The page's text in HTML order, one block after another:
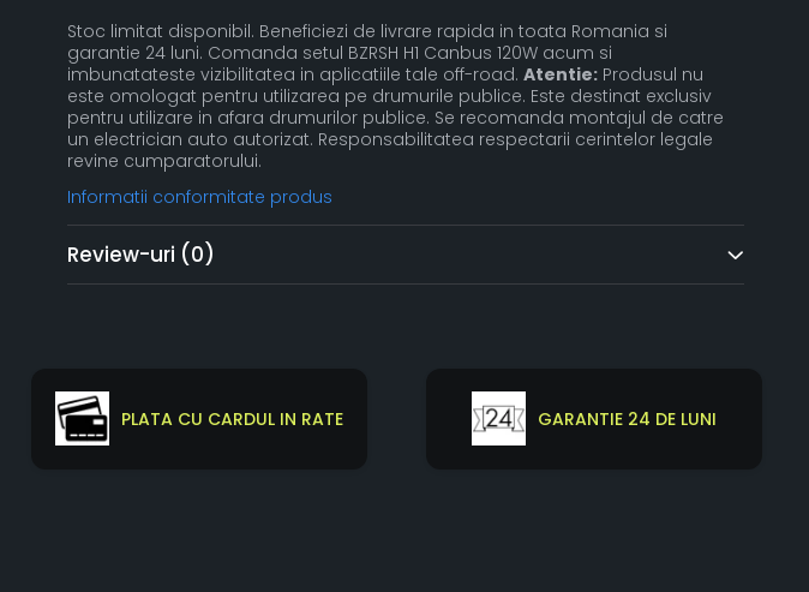
Stoc limitat disponibil. Beneficiezi de livrare rapida in toata Romania si
garantie 24 luni. Comanda setul BZRSH H1 Canbus 120W acum si
imbunatateste vizibilitatea in aplicatiile tale off-road. Atentie:Produsul nu
este omologat pentru utilizarea pe drumurile publice. Este destinat exclusiv
pentru utilizare in afara drumurilor publice. Se recomanda montajul de catre
un electrician auto autorizat. Responsabilitatea respectarii cerintelor legale
revine cumparatorului.
Informatii conformitate produs
Review-uri (0)
PLATA CU CARDUL IN RATE GARANTIE 24 DE LUNI